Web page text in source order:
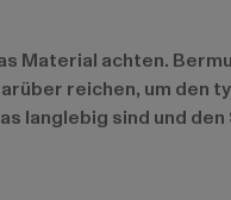
Material achten.
reichen, um
langlebig sind und